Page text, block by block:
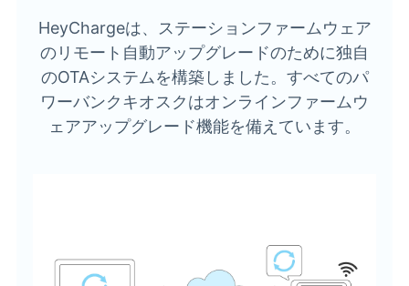
HeyChargeは、ステーションファームウェア
のリモート自動アップグレードのために独自
のOTAシステムを構築しました。すべてのパ
ワーバンクキオスクはオンラインファームウ
ェアアップグレード機能を備えています。